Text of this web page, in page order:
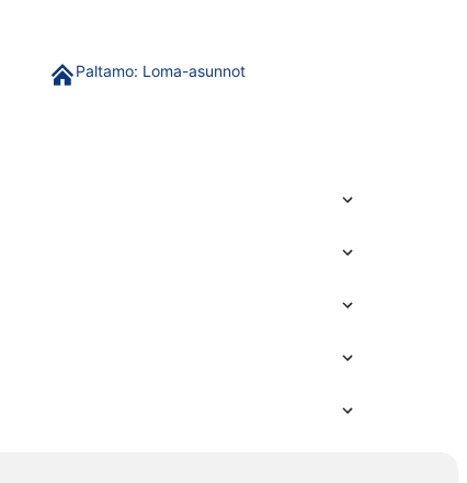
Paltamo: Loma-asunnot